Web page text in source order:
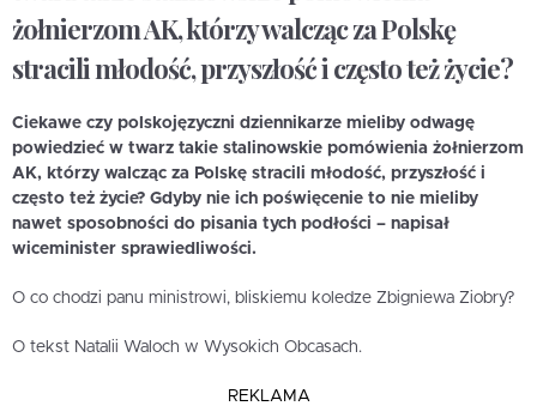
żołnierzom AK, którzy walcząc za Polskę
stracili młodość, przyszłość i często też życie?
Ciekawe czy polskojęzyczni dziennikarze mieliby odwagę
powiedzieć w twarz takie stalinowskie pomówienia żołnierzom
AK, którzy walcząc za Polskę stracili młodość, przyszłość i
często też życie? Gdyby nie ich poświęcenie to nie mieliby
nawet sposobności do pisania tych podłości – napisał
wiceminister sprawiedliwości.
O co chodzi panu ministrowi, bliskiemu koledze Zbigniewa Ziobry?
O tekst Natalii Waloch w Wysokich Obcasach.
REKLAMA